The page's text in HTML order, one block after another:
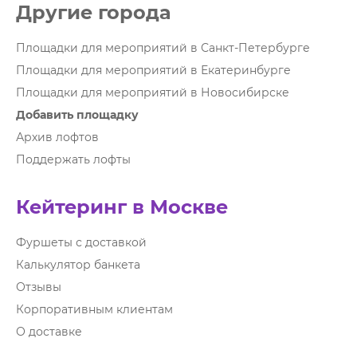
Другие города
Площадки для мероприятий в Санкт-Петербурге
Площадки для мероприятий в Екатеринбурге
Площадки для мероприятий в Новосибирске
Добавить площадку
Архив лофтов
Поддержать лофты
Кейтеринг в Москве
Фуршеты с доставкой
Калькулятор банкета
Отзывы
Корпоративным клиентам
О доставке